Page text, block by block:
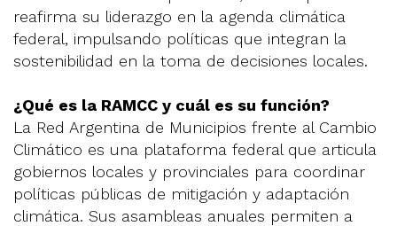
reafirma su liderazgo en la agenda climática
federal, impulsando políticas que integran la
sostenibilidad en la toma de decisiones locales.
¿Qué es la RAMCC y cuál es su función?
La Red Argentina de Municipios frente al Cambio
Climático es una plataforma federal que articula
gobiernos locales y provinciales para coordinar
políticas públicas de mitigación y adaptación
climática. Sus asambleas anuales permiten a